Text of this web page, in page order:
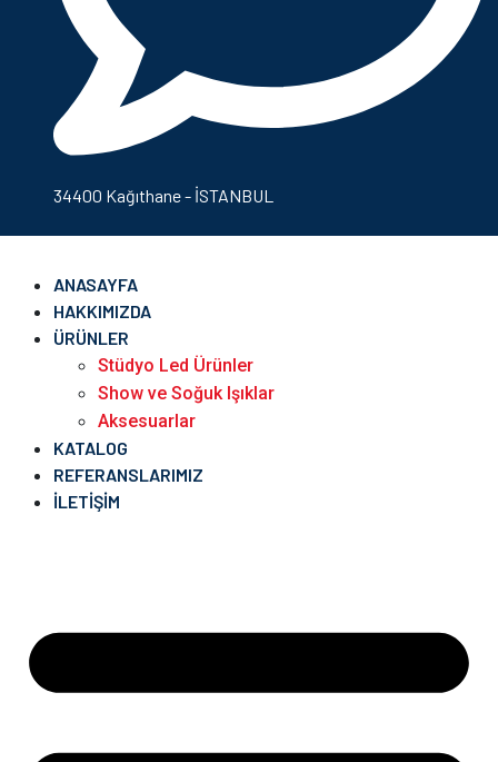
34400 Kağıthane - İSTANBUL
ANASAYFA
HAKKIMIZDA
ÜRÜNLER
Stüdyo Led Ürünler
Show ve Soğuk Işıklar
Aksesuarlar
KATALOG
REFERANSLARIMIZ
İLETIŞIM